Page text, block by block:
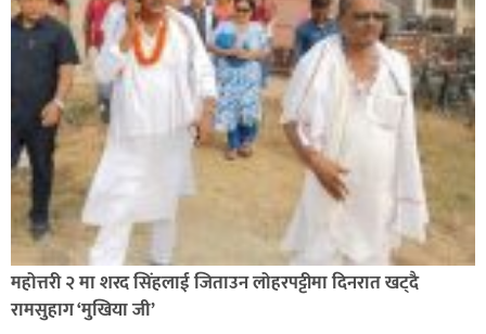
सिराहा-२ मा संजय यादव भिड्ने !
रक्तदान सेवामा जिल्लामै दोस्रो स्थान ल्याएकोमा जनमत नेताद्वय
रेडक्रस सिराहा द्वारा सम्मानित
महोत्तरी २ मा शरद सिंहलाई जिताउन लोहरपट्टीमा दिनरात खट्दै
रामसुहाग ‘मुखिया जी’